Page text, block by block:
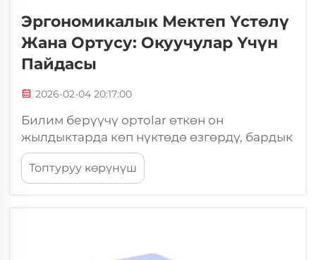
Эргономикалык Мектеп Үстөлү
Жана Ортусу: Окуучулар Үчүн
Пайдасы
2026-02-04 20:17:00
Билим берүүчү ортolar өткөн он
жылдыктарда көп нүктөдө өзгөрдү, бардык
жаштагы окуучулар үчүн оптималдуу окуу
шарттарын түзүүгө көбүрөөк көңүл
бургузулат. Класстагы курал-
Топтуруу көрүнүш